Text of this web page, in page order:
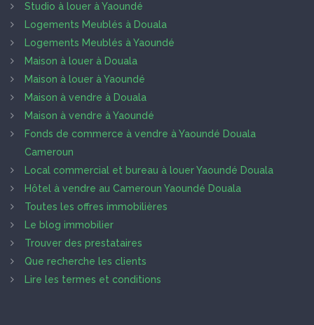
Studio à louer à Yaoundé
Logements Meublés à Douala
Logements Meublés à Yaoundé
Maison à louer à Douala
Maison à louer à Yaoundé
Maison à vendre à Douala
Maison à vendre à Yaoundé
Fonds de commerce à vendre à Yaoundé Douala
Cameroun
Local commercial et bureau à louer Yaoundé Douala
Hôtel à vendre au Cameroun Yaoundé Douala
Toutes les offres immobilières
Le blog immobilier
Trouver des prestataires
Que recherche les clients
Lire les termes et conditions